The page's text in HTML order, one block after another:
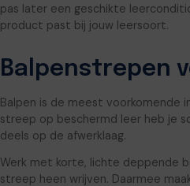
pas later een geschikte
product past bij jouw leersoort.
Balpenstrepen
Balpen is de meest voorkomende
streep op beschermd leer heb je
deels op de afwerklaag.
Werk met korte, lichte deppende
streep heen wrijven. Daarmee